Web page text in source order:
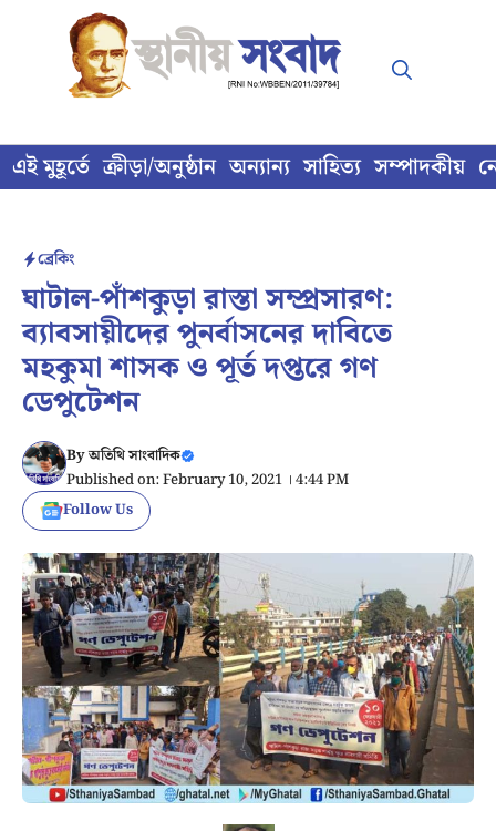
content
এই মুহূর্তে ক্রীড়া/অনুষ্ঠান অন্যান্য সাহিত্য সম্পাদকীয়
ব্রেকিং
ঘাটাল-পাঁশকুড়া রাস্তা সম্প্রসারণ:
ব্যাবসায়ীদের পুনর্বাসনের দাবিতে
মহকুমা শাসক ও পূর্ত দপ্তরে গণ
ডেপুটেশন
Byঅতিথি সাংবাদিক
Published on: February 10, 2021 । 4:44 PM
Follow Us